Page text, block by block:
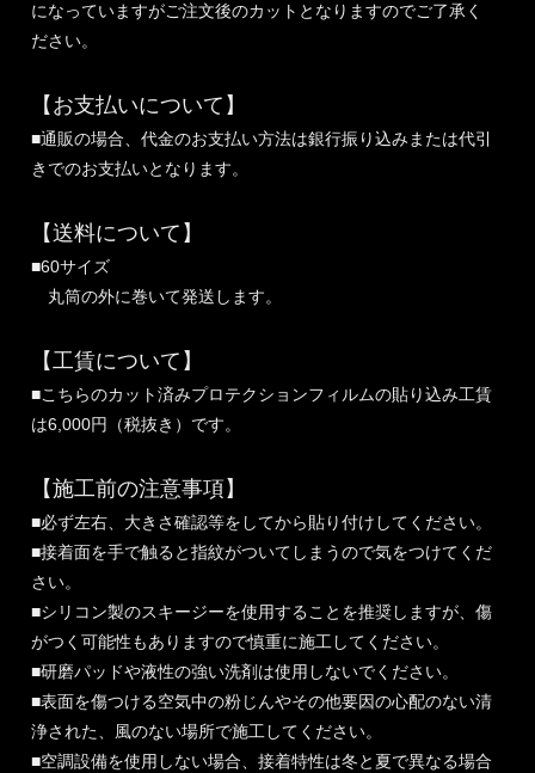
になっていますがご注文後のカットとなりますのでご了承く
ださい。
【お支払いについて】
■通販の場合、代金のお支払い方法は銀行振り込みまたは代引
きでのお支払いとなります。
【送料について】
■60サイズ
丸筒の外に巻いて発送します。
【工賃について】
■こちらのカット済みプロテクションフィルムの貼り込み工賃
は6,000円（税抜き）です。
【施工前の注意事項】
■必ず左右、大きさ確認等をしてから貼り付けしてください。
■接着面を手で触ると指紋がついてしまうので気をつけてくだ
さい。
■シリコン製のスキージーを使用することを推奨しますが、傷
がつく可能性もありますので慎重に施工してください。
■研磨パッドや液性の強い洗剤は使用しないでください。
■表面を傷つける空気中の粉じんやその他要因の心配のない清
浄された、風のない場所で施工してください。
■空調設備を使用しない場合、接着特性は冬と夏で異なる場合